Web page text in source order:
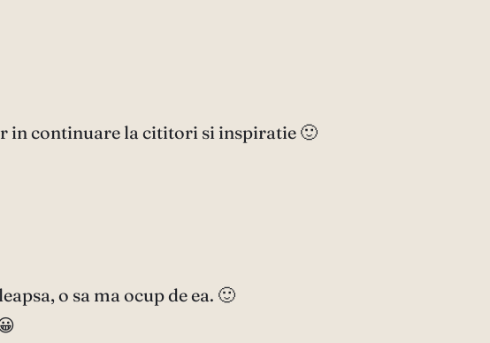
in continuare la cititori si inspiratie 🙂
o sa ma ocup de ea. 🙂